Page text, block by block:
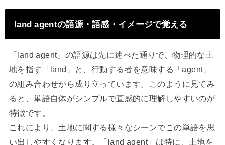
land agentの語源・語感・イメージで覚える
「land agent」の語源は先に述べた通りで、物理的な土
地を指す「land」と、行動する者を意味する「agent」
の組み合わせから成り立っています。このように見てみ
ると、単語自体がシンプルで直感的に理解しやすいのが
特徴です。
これにより、土地に関する様々なシーンでこの単語を思
い出しやすくなります。「land agent」は特に、土地を